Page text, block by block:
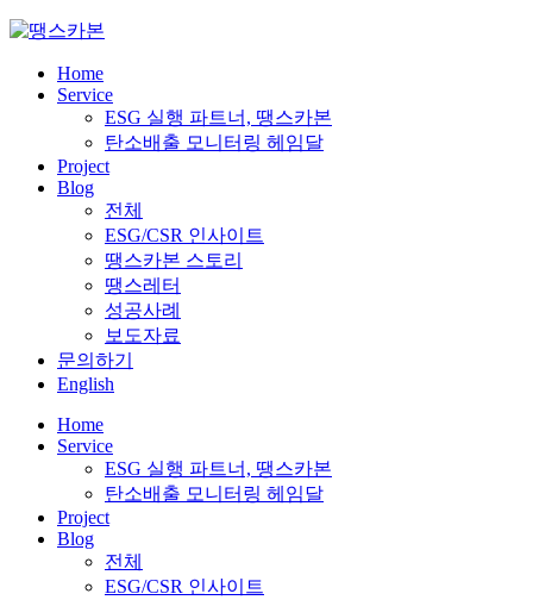
Skip
contentHome
Service
ESG 실행 파트너, 땡스카본
탄소배출 모니터링 헤임달
Project
Blog
전체
ESG/CSR 인사이트
땡스카본 스토리
땡스레터
성공사례
보도자료
문의하기
English
Home
Service
ESG 실행 파트너, 땡스카본
탄소배출 모니터링 헤임달
Project
Blog
전체
ESG/CSR 인사이트